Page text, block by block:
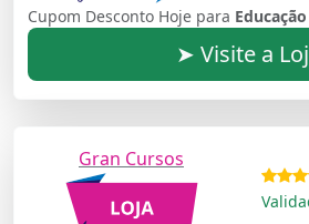
Cupom Desconto Hoje para Educação
➤ Visite a
Gran Cursos